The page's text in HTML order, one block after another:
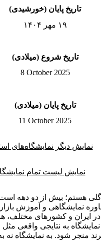
تاریخ پایان (خورشیدی)
تاریخ شروع (میلادی)
8 October 2025
تاریخ پایان (میلادی)
11 October 2025
دیگر نمایشگاه‌های
نمایش لیست تمام نمایشگاه‌ها
هستم؛ بیش از دو دهه است که
و آموزش بازاریابی
و کشورهای مختلف، همراه
به نتایجی واقعی مثل
شود. به نمایشگاه نه